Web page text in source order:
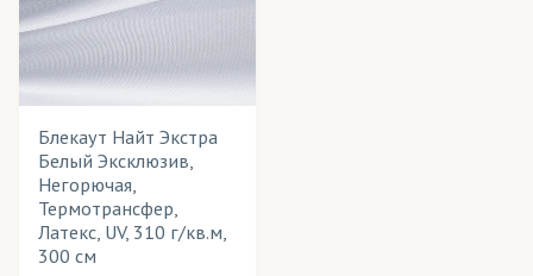
Фотошторы
Шторы
Блекаут Найт Экстра
Белый Эксклюзив,
Негорючая,
Термотрансфер,
Латекс, UV, 310 г/кв.м,
300 см